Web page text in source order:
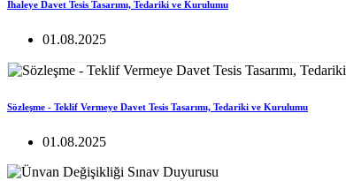
İhaleye Davet Tesis Tasarımı, Tedariki ve Kurulumu
01.08.2025
Sözleşme - Teklif Vermeye Davet Tesis Tasarımı, Tedariki ve Kurulumu
01.08.2025